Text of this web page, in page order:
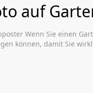
auf
Wenn Sie einen
können, damit Sie
an den Zaun oder